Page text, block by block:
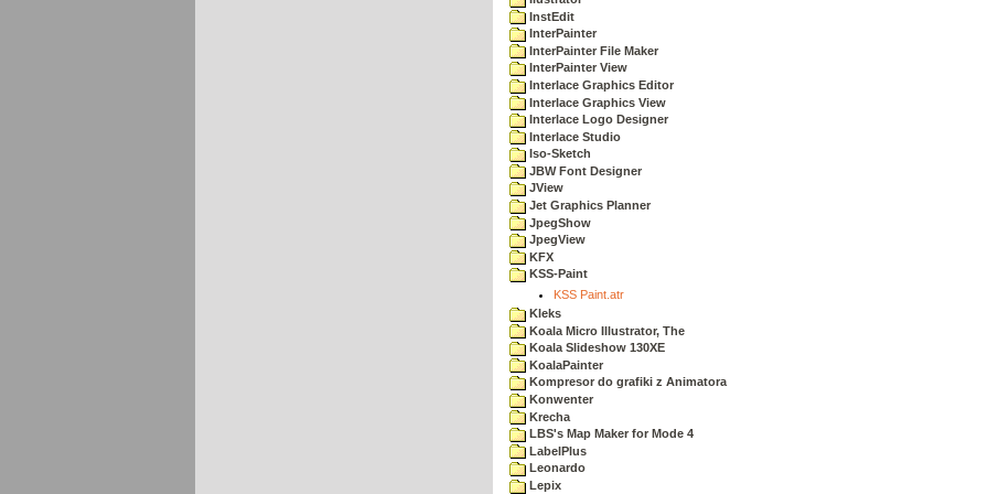
InstEdit
InterPainter
InterPainter File Maker
InterPainter View
Interlace Graphics Editor
Interlace Graphics View
Interlace Logo Designer
Interlace Studio
Iso-Sketch
JBW Font Designer
JView
Jet Graphics Planner
JpegShow
JpegView
KFX
KSS-Paint
KSS Paint.atr
Kleks
Koala Micro Illustrator, The
Koala Slideshow 130XE
KoalaPainter
Kompresor do grafiki z Animatora
Konwenter
Krecha
LBS's Map Maker for Mode 4
LabelPlus
Leonardo
Lepix